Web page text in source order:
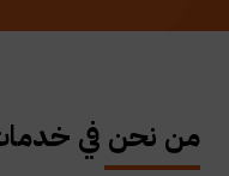
من نحن في